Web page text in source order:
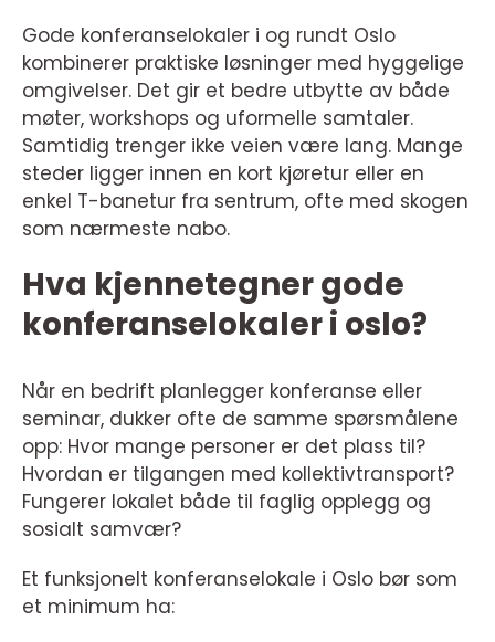
Gode konferanselokaler i og rundt Oslo
kombinerer praktiske løsninger med hyggelige
omgivelser. Det gir et bedre utbytte av både
møter, workshops og uformelle samtaler.
Samtidig trenger ikke veien være lang. Mange
steder ligger innen en kort kjøretur eller en
enkel T-banetur fra sentrum, ofte med skogen
som nærmeste nabo.
Hva kjennetegner gode
konferanselokaler i oslo?
Når en bedrift planlegger konferanse eller
seminar, dukker ofte de samme spørsmålene
opp: Hvor mange personer er det plass til?
Hvordan er tilgangen med kollektivtransport?
Fungerer lokalet både til faglig opplegg og
sosialt samvær?
Et funksjonelt konferanselokale i Oslo bør som
et minimum ha: